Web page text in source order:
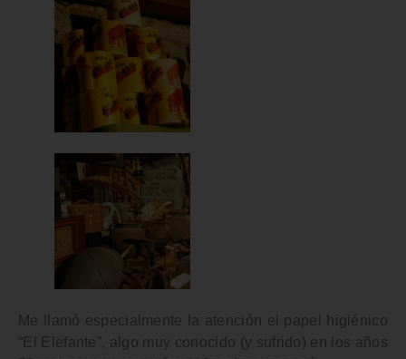
Me llamó especialmente la atención el papel higiénico
“El Elefante” , algo muy conocido (y sufrido) en los años